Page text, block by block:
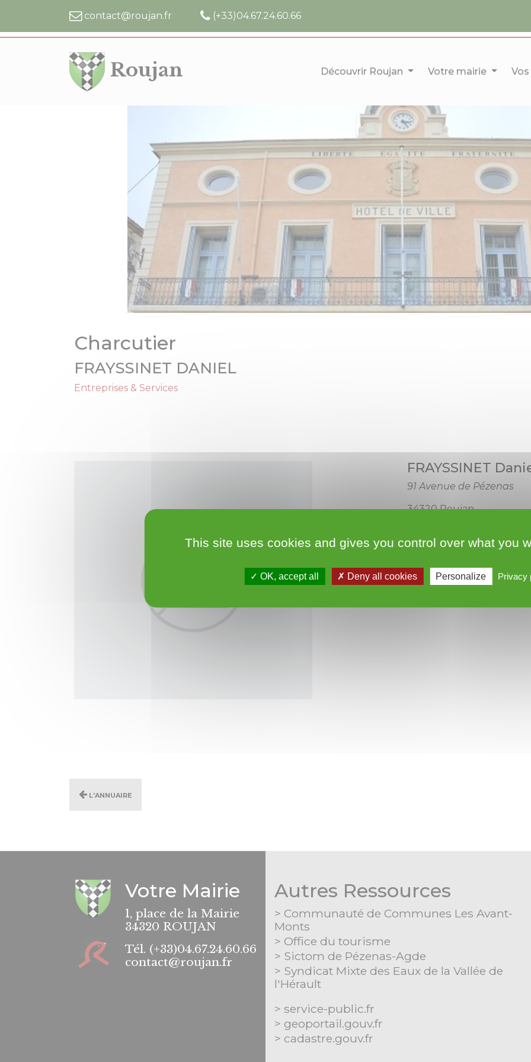
contact@roujan.fr (+33)04.67.24.60.66
Roujan Découvrir Roujan Votre mairie
Charcutier
FRAYSSINET DANIEL
Entreprises & Services
FRAYSSINET
91 Avenue de Pézenas
34320 Roujan
L'annuaire
Votre Mairie
1, place de la Mairie
34320 ROUJAN
Tél. (+33)04.67.24.60.66
contact@roujan.fr
Autres Ressources
Communauté de Communes Les Avant-
Monts
Office du tourisme
Sictom de Pézenas-Agde
Syndicat Mixte des Eaux de la Vallée de
l'Hérault
Séparateur
service-public.fr
geoportail.gouv.fr
cadastre.gouv.fr
This site uses cookies and gives you control over what you
OK, accept all Deny all cookies Personalize Privacy